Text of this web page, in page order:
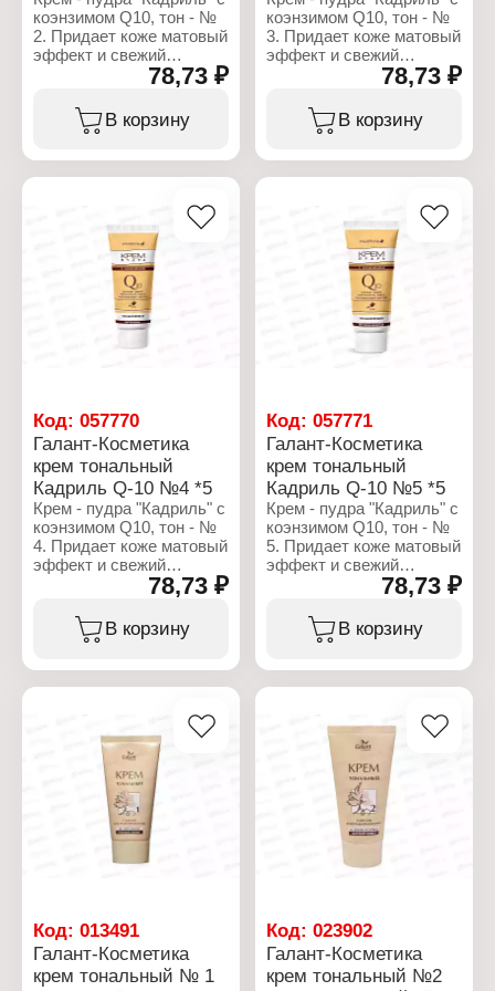
коэнзимом Q10, тон - №
2. Придает коже матовый
эффект и свежий
здоровый цвет. Успешно
маскирует веснушки,
мелкие морщинки и
другие недостатки кожи.
факторы. Обладает
омолаживающим
действием, обеспечивая
коже каждодневный
полноценный уход.
Характеристики:
Серия: "Кадриль"
Вариация: Крем
Особенность: с
коэнзимом Q11
Тон: № 2
Объем: 40 мл
78,73 ₽
В корзину
коэнзимом Q10, тон - №
3. Придает коже матовый
эффект и свежий
здоровый цвет. Успешно
маскирует веснушки,
мелкие морщинки и
другие недостатки кожи.
факторы. Обладает
омолаживающим
действием, обеспечивая
коже каждодневный
полноценный уход.
Характеристики:
Бренд: Galant Cosmetic
Серия: "Кадриль"
Вариация: Крем
Особенность: с
коэнзимом Q12
Тон: № 3
Объем: 40 мл
78,73 ₽
В корзину
Код: 057770
Галант-Косметика
крем тональный
Кадриль Q-10 №4 *5
Крем - пудра "Кадриль" с
коэнзимом Q10, тон - №
4. Придает коже матовый
эффект и свежий
здоровый цвет. Успешно
маскирует веснушки,
мелкие морщинки и
другие недостатки кожи.
факторы. Обладает
омолаживающим
действием, обеспечивая
коже каждодневный
полноценный уход.
Характеристики:
Бренд: Galant Cosmetic
Серия: "Кадриль"
Вариация: Крем
Особенность: с
коэнзимом Q13
78,73 ₽
В корзину
Код:057771
Галант-Косметика
крем тональный
Кадриль Q-10 №5 *5
Крем - пудра "Кадриль" с
коэнзимом Q10, тон - №
5. Придает коже матовый
эффект и свежий
здоровый цвет. Успешно
маскирует веснушки,
мелкие морщинки и
другие недостатки кожи.
факторы. Обладает
омолаживающим
действием, обеспечивая
коже каждодневный
полноценный уход.
Характеристики:
Бренд: Galant Cosmetic
Серия: "Кадриль"
Вариация: Крем
Особенность: с
коэнзимом Q14
78,73 ₽
В корзину
Код: 013491
Галант-Косметика
крем тональный № 1
Код:023902
Галант-Косметика
крем тональный №2